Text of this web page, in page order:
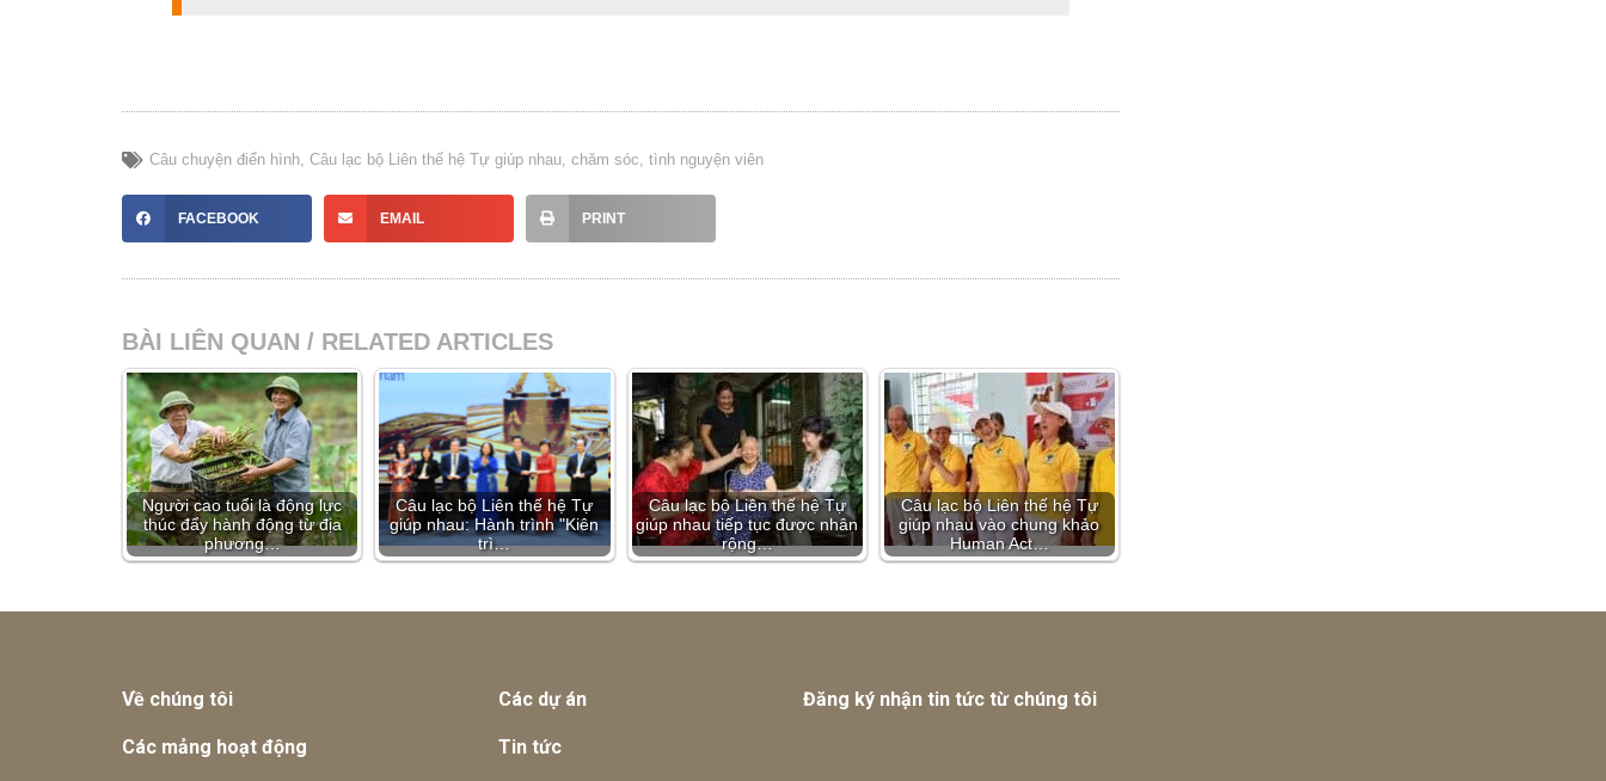
Câu chuyện điển hình, Câu lạc bộ Liên thế hệ Tự giúp nhau, chăm sóc, tình nguyện viên
FACEBOOK EMAIL PRINT
BÀI LIÊN QUAN / RELATED ARTICLES
Người cao tuổi là động lực
thúc đẩy hành động từ địa
phương…
Câu lạc bộ Liên thế hệ Tự
giúp nhau: Hành trình "Kiên
trì…
Câu lạc bộ Liên thế hệ Tự
giúp nhau tiếp tục được nhân
rộng…
Câu lạc bộ Liên thế hệ Tự
giúp nhau vào chung khảo
Human Act…
Về chúng tôi
Các mảng hoạt động
Các dự án
Tin tức
Đăng ký nhận tin tức từ chúng tôi